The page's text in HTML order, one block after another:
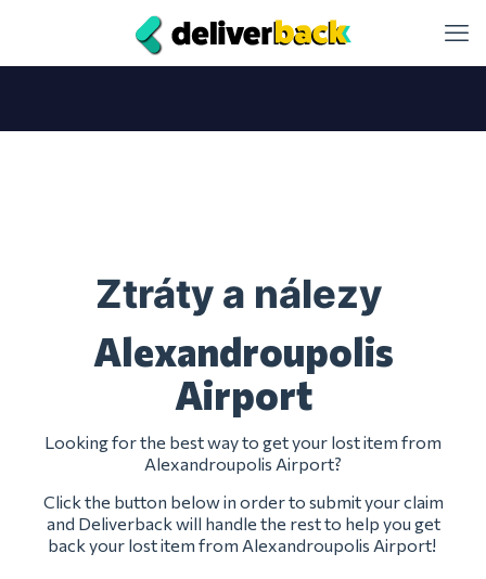
Ztráty a nálezy
Alexandroupolis
Airport
Looking for the best way to get your lost item from
Alexandroupolis Airport?
Click the button below in order to submit your claim
and Deliverback will handle the rest to help you get
back your lost item from Alexandroupolis Airport!